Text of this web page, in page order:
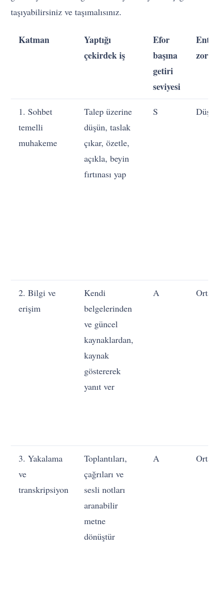
taşıyabilirsiniz ve taşımalısınız.
Katman
Yaptığı
çekirdek iş
Efor
başına
getiri
seviyesi
1. Sohbet
temelli
muhakeme
Talep üzerine
düşün, taslak
çıkar, özetle,
açıkla, beyin
fırtınası yap
S Düşük
2. Bilgi ve
erişim
Kendi
belgelerinden
ve güncel
kaynaklardan,
kaynak
göstererek
yanıt ver
A Orta
3. Yakalama
ve
transkripsiyon
Toplantıları,
çağrıları ve
sesli notları
aranabilir
metne
dönüştür
A Orta